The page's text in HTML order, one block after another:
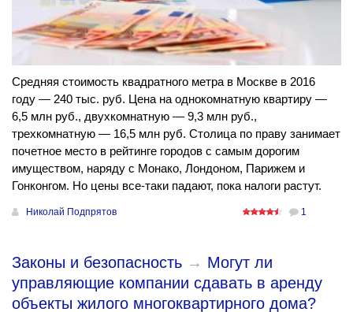
Средняя стоимость квадратного метра в Москве в 2016
году — 240 тыс. руб. Цена на однокомнатную квартиру —
6,5 млн руб., двухкомнатную — 9,3 млн руб.,
трехкомнатную — 16,5 млн руб. Столица по праву занимает
почетное место в рейтинге городов с самым дорогим
имуществом, наряду с Монако, Лондоном, Парижем и
Гонконгом. Но цены все-таки падают, пока налоги растут.
Николай Подпрятов 1
Законы и безопасность → Могут ли
управляющие компании сдавать в аренду
объекты жилого многоквартирного дома?